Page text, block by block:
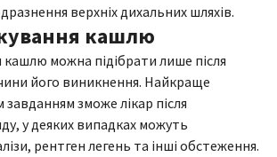
верхніх дихальних шляхів.
кашлю
кашлю можна підібрати лише після
його виникнення. Найкраще
завданням зможе лікар після
у деяких випадках можуть
рентген легень та інші обстеження.